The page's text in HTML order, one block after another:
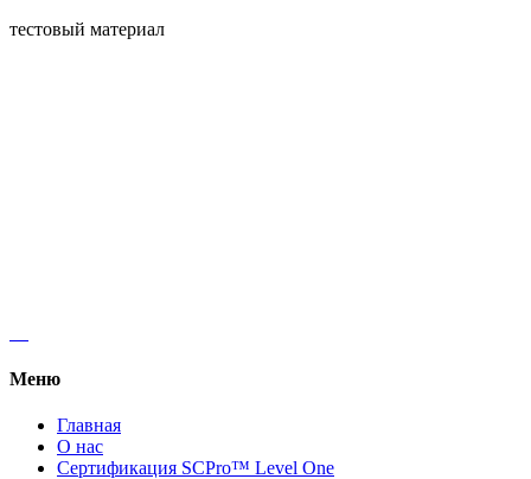
тестовый материал
Меню
Главная
О нас
Сертификация SCPro™ Level One